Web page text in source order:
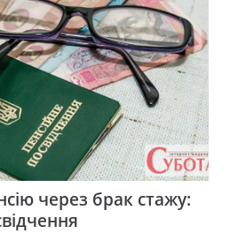
через брак стажу: